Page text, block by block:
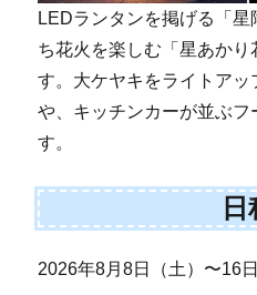
LEDランタンを掲げる「
ち花火を楽しむ「星あかり
す。大ケヤキをライトアッ
や、キッチンカーが並ぶフ
す。
日
2026年8月8日（土）〜16日